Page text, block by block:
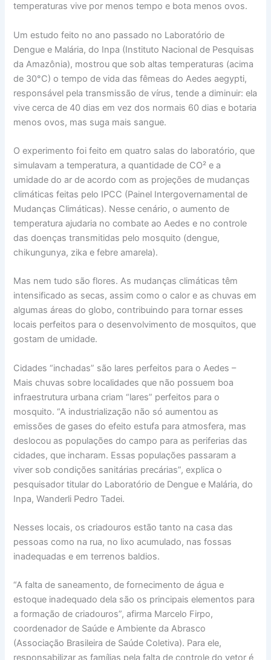
temperaturas vive por menos tempo e bota menos ovos.
Um estudo feito no ano passado no Laboratório de
Dengue e Malária, do Inpa (Instituto Nacional de Pesquisas
da Amazônia), mostrou que sob altas temperaturas (acima
de 30°C) o tempo de vida das fêmeas do Aedes aegypti,
responsável pela transmissão de vírus, tende a diminuir: ela
vive cerca de 40 dias em vez dos normais 60 dias e botaria
menos ovos, mas suga mais sangue.
O experimento foi feito em quatro salas do laboratório, que
simulavam a temperatura, a quantidade de CO² e a
umidade do ar de acordo com as projeções de mudanças
climáticas feitas pelo IPCC (Painel Intergovernamental de
Mudanças Climáticas). Nesse cenário, o aumento de
temperatura ajudaria no combate ao Aedes e no controle
das doenças transmitidas pelo mosquito (dengue,
chikungunya, zika e febre amarela).
Mas nem tudo são flores. As mudanças climáticas têm
intensificado as secas, assim como o calor e as chuvas em
algumas áreas do globo, contribuindo para tornar esses
locais perfeitos para o desenvolvimento de mosquitos, que
gostam de umidade.
Cidades “inchadas” são lares perfeitos para o Aedes –
Mais chuvas sobre localidades que não possuem boa
infraestrutura urbana criam “lares” perfeitos para o
mosquito. “A industrialização não só aumentou as
emissões de gases do efeito estufa para atmosfera, mas
deslocou as populações do campo para as periferias das
cidades, que incharam. Essas populações passaram a
viver sob condições sanitárias precárias”, explica o
pesquisador titular do Laboratório de Dengue e Malária, do
Inpa, Wanderli Pedro Tadei.
Nesses locais, os criadouros estão tanto na casa das
pessoas como na rua, no lixo acumulado, nas fossas
inadequadas e em terrenos baldios.
“A falta de saneamento, de fornecimento de água e
estoque inadequado dela são os principais elementos para
a formação de criadouros”, afirma Marcelo Firpo,
coordenador de Saúde e Ambiente da Abrasco
(Associação Brasileira de Saúde Coletiva). Para ele,
responsabilizar as famílias pela falta de controle do vetor é